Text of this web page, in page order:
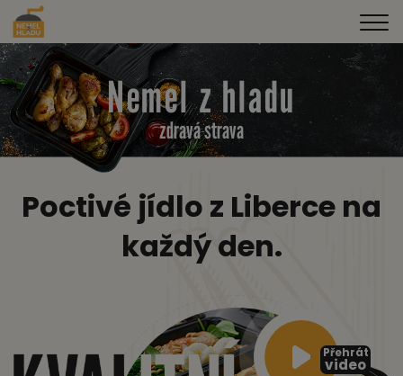
Nemel z hladu
zdravá strava
Poctivé jídlo z Liberce na
každý den.
Přehrát
video